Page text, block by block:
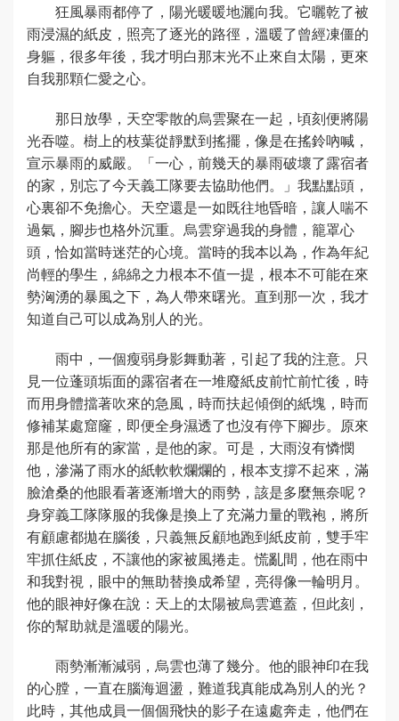
狂風暴雨都停了，陽光暖暖地灑向我。它曬乾了被
雨浸濕的紙皮，照亮了逐光的路徑，溫暖了曾經凍僵的
身軀，很多年後，我才明白那末光不止來自太陽，更來
自我那顆仁愛之心。
那日放學，天空零散的烏雲聚在一起，頃刻便將陽
光吞噬。樹上的枝葉從靜默到搖擺，像是在搖鈴吶喊，
宣示暴雨的威嚴。「一心，前幾天的暴雨破壞了露宿者
的家，別忘了今天義工隊要去協助他們。」我點點頭，
心裏卻不免擔心。天空還是一如既往地昏暗，讓人喘不
過氣，腳步也格外沉重。烏雲穿過我的身體，籠罩心
頭，恰如當時迷茫的心境。當時的我本以為，作為年紀
尚輕的學生，綿綿之力根本不值一提，根本不可能在來
勢洶湧的暴風之下，為人帶來曙光。直到那一次，我才
知道自己可以成為別人的光。
雨中，一個瘦弱身影舞動著，引起了我的注意。只
見一位蓬頭垢面的露宿者在一堆廢紙皮前忙前忙後，時
而用身體擋著吹來的急風，時而扶起傾倒的紙塊，時而
修補某處窟窿，即便全身濕透了也沒有停下腳步。原來
那是他所有的家當，是他的家。可是，大雨沒有憐憫
他，滲滿了雨水的紙軟軟爛爛的，根本支撐不起來，滿
臉滄桑的他眼看著逐漸增大的雨勢，該是多麼無奈呢？
身穿義工隊隊服的我像是換上了充滿力量的戰袍，將所
有顧慮都拋在腦後，只義無反顧地跑到紙皮前，雙手牢
牢抓住紙皮，不讓他的家被風捲走。慌亂間，他在雨中
和我對視，眼中的無助替換成希望，亮得像一輪明月。
他的眼神好像在說：天上的太陽被烏雲遮蓋，但此刻，
你的幫助就是溫暖的陽光。
雨勢漸漸減弱，烏雲也薄了幾分。他的眼神印在我
的心膛，一直在腦海迴盪，難道我真能成為別人的光？
此時，其他成員一個個飛快的影子在遠處奔走，他們在